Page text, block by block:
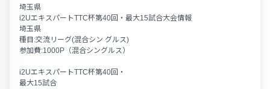
埼玉県
i2UエキスパートTTC杯第40回・最大15試合大会情報
埼玉県
種目:交流リーグ(混合シン グルス)
参加費:1000P（混合シングルス）
i2UエキスパートTTC杯第40回・
最大15試合